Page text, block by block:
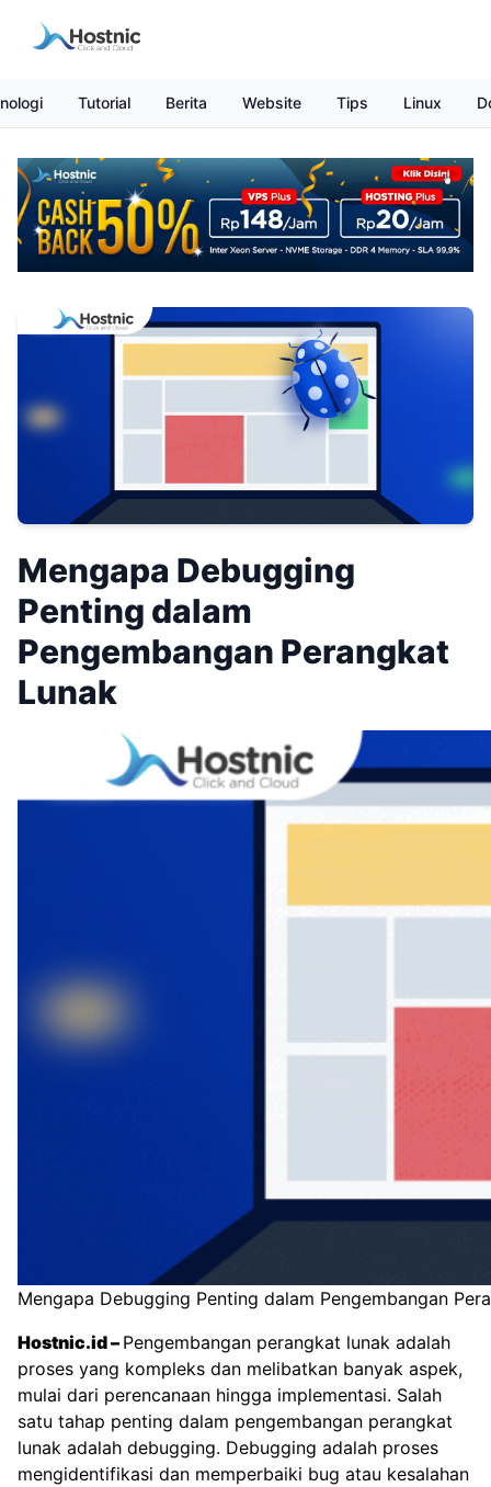
Tutorial Berita Website Tips Linux
Mengapa Debugging
Penting dalam
Pengembangan Perangkat
Lunak
Mengapa Debugging Penting dalam Pengembangan
Hostnic.id– Pengembangan perangkat lunak adalah
proses yang kompleks dan melibatkan banyak aspek,
mulai dari perencanaan hingga implementasi. Salah
satu tahap penting dalam pengembangan perangkat
lunak adalah debugging. Debugging adalah proses
mengidentifikasi dan memperbaiki bug atau kesalahan